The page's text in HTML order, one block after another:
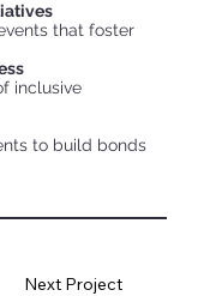
that foster
inclusive
to build bonds
Next Project